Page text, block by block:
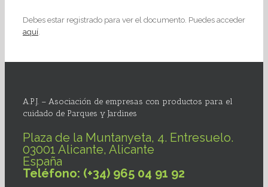
Debes estar registrado para ver el documento. Puedes acceder
aquí.
A.P.J. – Asociación de empresas con productos para el
cuidado de Parques y Jardines
Plaza de la Muntanyeta, 4. Entresuelo.
03001 Alicante, Alicante
España
Teléfono: (+34) 965 04 91 92